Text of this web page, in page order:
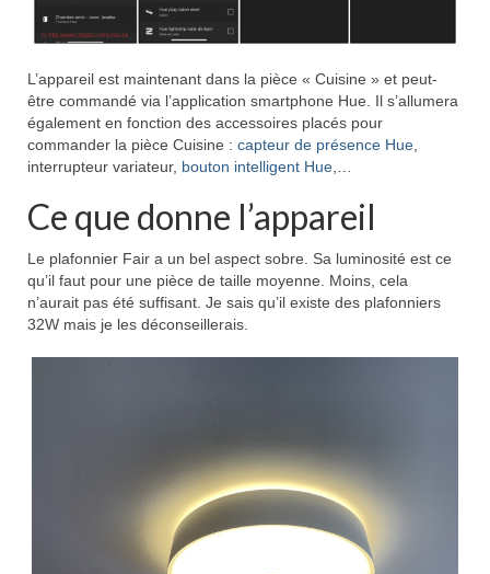
L’appareil est maintenant dans la pièce « Cuisine » et peut-
être commandé via l’application smartphone Hue. Il s’allumera
également en fonction des accessoires placés pour
commander la pièce Cuisine : capteur de présence Hue
interrupteur variateur, bouton intelligent Hue
Ce que donne l’appareil
Le plafonnier Fair a un bel aspect sobre. Sa luminosité est ce
qu’il faut pour une pièce de taille moyenne. Moins, cela
n’aurait pas été suffisant. Je sais qu’il existe des plafonniers
32W mais je les déconseillerais.